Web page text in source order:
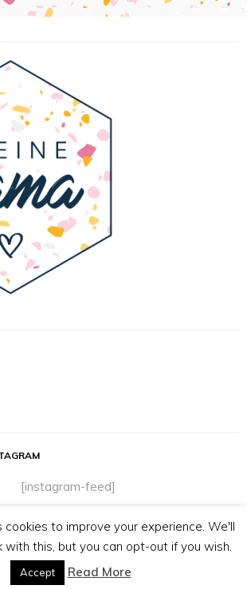
[instagram-feed]
(tekst en beelden) van deze pagina
gekopieerd worden zonder toestemming
van de auteur.
to improve your experience. We'll
with this, but you can opt-out if you wish.
Accept Read More